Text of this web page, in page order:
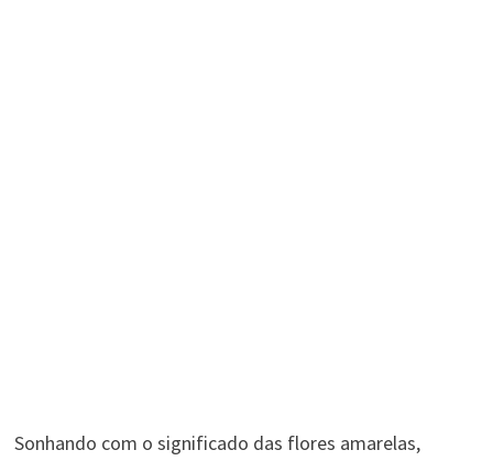
Sonhando com o significado das flores amarelas,